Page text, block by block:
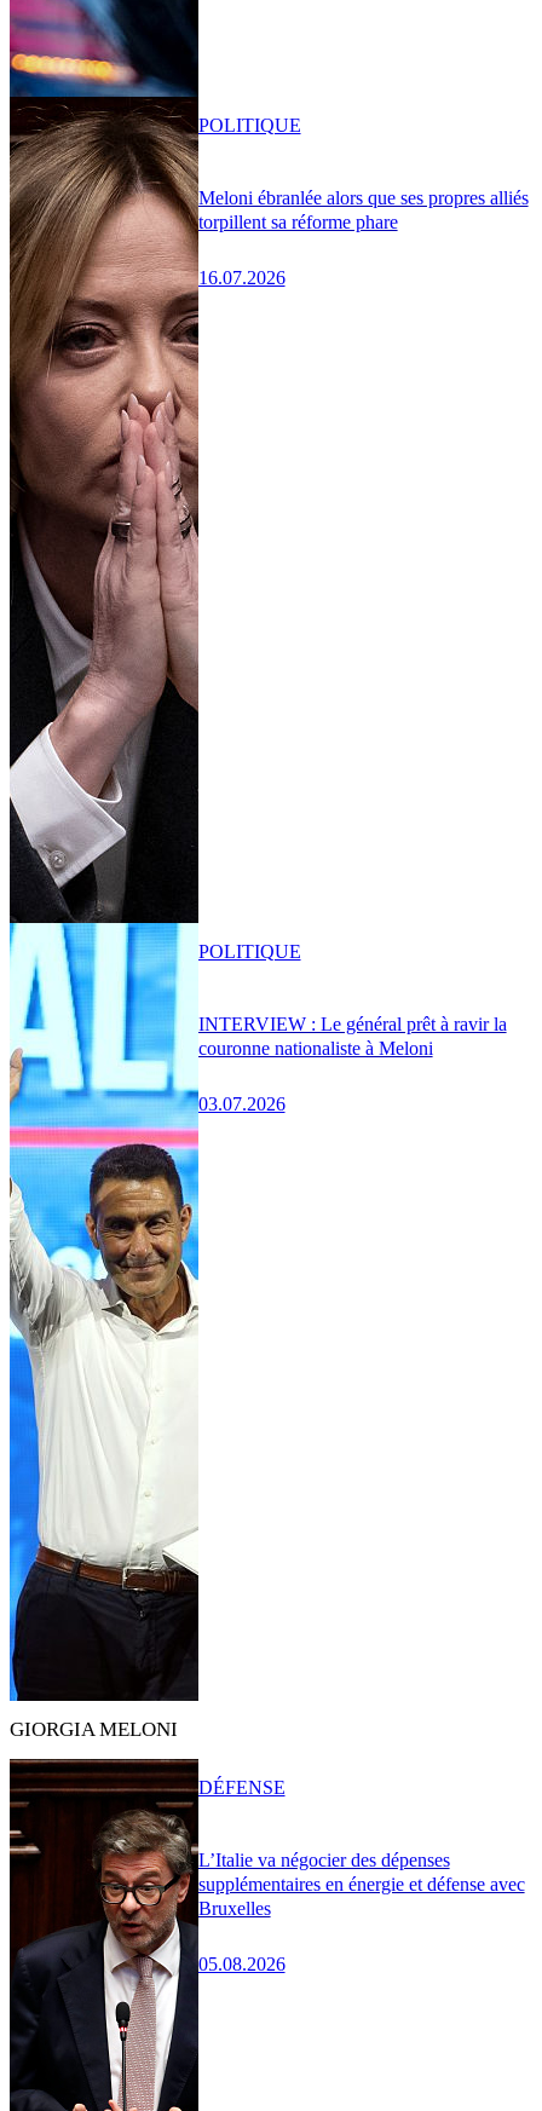
Meloni ébranlée alors que ses propres alliés
torpillent sa réforme phare
16.07.2026
POLITIQUE
INTERVIEW : Le général prêt à ravir la
couronne nationaliste à Meloni
03.07.2026
POLITIQUE
GIORGIA MELONI
L’Italie va négocier des dépenses
supplémentaires en énergie et défense avec
Bruxelles
05.08.2026
DÉFENSE